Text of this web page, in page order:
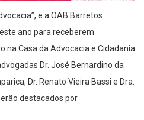
e a OAB Barretos
ano para receberem
na Casa da Advocacia e Cidadania
Dr. José Bernardino da
Dr. Renato Vieira Bassi e Dra.
destacados por